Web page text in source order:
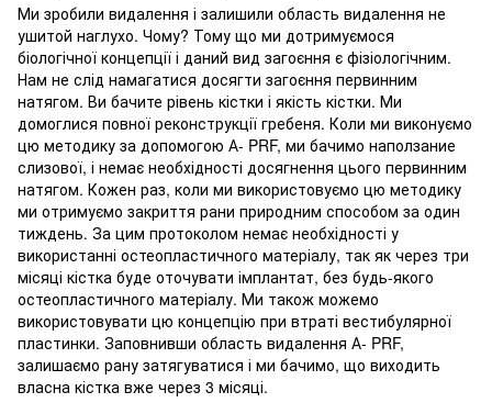
Ми зробили видалення і залишили область видалення не
ушитой наглухо. Чому? Тому що ми дотримуємося
біологічної концепції і даний вид загоєння є фізіологічним.
Нам не слід намагатися досягти загоєння первинним
натягом. Ви бачите рівень кістки і якість кістки. Ми
домоглися повної реконструкції гребеня. Коли ми виконуємо
цю методику за допомогою А- PRF, ми бачимо наползание
слизової, і немає необхідності досягнення цього первинним
натягом. Кожен раз, коли ми використовуємо цю методику
ми отримуємо закриття рани природним способом за один
тиждень. За цим протоколом немає необхідності у
використанні остеопластичного матеріалу, так як через три
місяці кістка буде оточувати імплантат, без будь-якого
остеопластичного матеріалу. Ми також можемо
використовувати цю концепцію при втраті вестибулярної
пластинки. Заповнивши область видалення А- PRF,
залишаємо рану затягуватися і ми бачимо, що виходить
власна кістка вже через 3 місяці.